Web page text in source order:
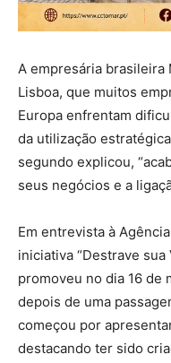
A empresária brasileira
Lisboa, que muitos
Europa enfrentam
da utilização
segundo explicou,
seus negócios e a
Em entrevista à
iniciativa “Destrave
promoveu no dia 16 de
depois de uma
começou por
destacando ter sido